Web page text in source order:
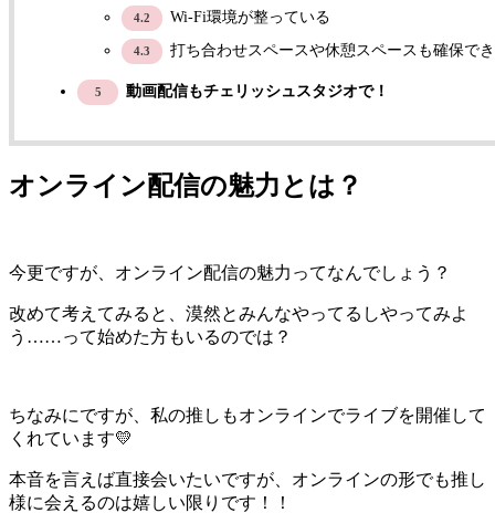
4.2 Wi-Fi環境が整っている
4.3 打ち合わせスペースや休憩スペースも確保で
5 動画配信もチェリッシュスタジオで！
オンライン配信の魅力とは？
今更ですが、オンライン配信の魅力ってなんでしょう？
改めて考えてみると、漠然とみんなやってるしやってみよ
う……って始めた方もいるのでは？
ちなみにですが、私の推しもオンラインでライブを開催して
くれています💛
本音を言えば直接会いたいですが、オンラインの形でも推し
様に会えるのは嬉しい限りです！！